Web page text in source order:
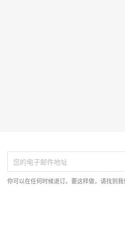
你可以在任何时候退订。要这样做，请找到我